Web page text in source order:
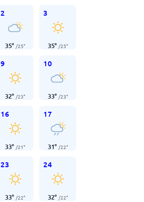
2
35° /25°
3
35° /25°
9
32° /23°
10
33° /23°
16
33° /21°
17
31° /22°
23
33° /22°
24
32° /22°